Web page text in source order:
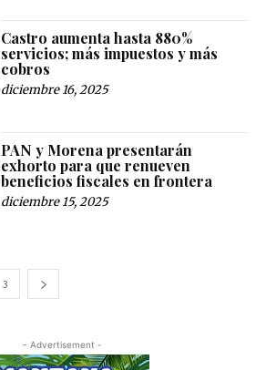
Castro aumenta hasta 880%
servicios; más impuestos y más
cobros
diciembre 16, 2025
PAN y Morena presentarán
exhorto para que renueven
beneficios fiscales en frontera
diciembre 15, 2025
3
- Advertisement -